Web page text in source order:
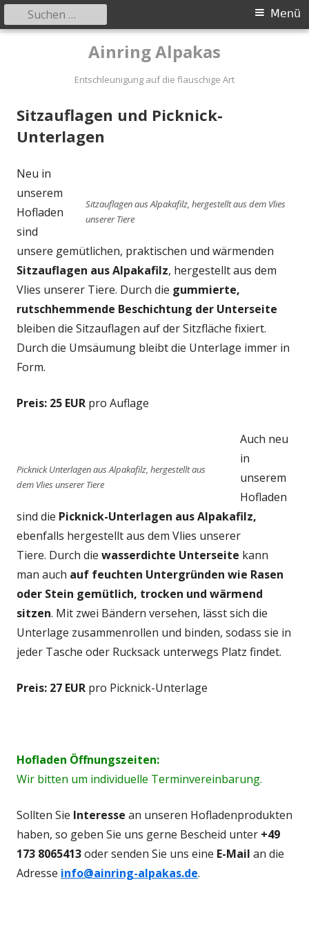
Ainring Alpakas
Entschleunigung auf die flauschige Art
Primäres
Menü
Suchen
nach:
Sitzauflagen und Picknick-
Unterlagen
Sitzauflagen aus Alpakafilz, hergestellt aus dem Vlies
unserer Tiere
Neu in
unserem
Hofladen
sind
unsere gemütlichen, praktischen und wärmenden
Sitzauflagen aus Alpakafilz, hergestellt aus dem
Vlies unserer Tiere. Durch die gummierte,
rutschhemmende Beschichtung der Unterseite
bleiben die Sitzauflagen auf der Sitzfläche fixiert.
Durch die Umsäumung bleibt die Unterlage immer in
Form.
Preis: 25 EUR pro Auflage
Picknick Unterlagen aus Alpakafilz, hergestellt aus
dem Vlies unserer Tiere
Auch neu
in
unserem
Hofladen
sind die Picknick-Unterlagen aus Alpakafilz,
ebenfalls hergestellt aus dem Vlies unserer
Tiere. Durch die wasserdichte Unterseite kann
man auch auf feuchten Untergründen wie Rasen
oder Stein gemütlich, trocken und wärmend
sitzen. Mit zwei Bändern versehen, lässt sich die
Unterlage zusammenrollen und binden, sodass sie in
jeder Tasche oder Rucksack unterwegs Platz findet.
Preis: 27 EUR pro Picknick-Unterlage
Hofladen Öffnungszeiten:
Wir bitten um individuelle Terminvereinbarung.
Sollten Sie Interesse an unseren Hofladenprodukten
haben, so geben Sie uns gerne Bescheid unter +49
173 8065413oder senden Sie uns eine E-Mail an die
Adresse info@ainring-alpakas.de.